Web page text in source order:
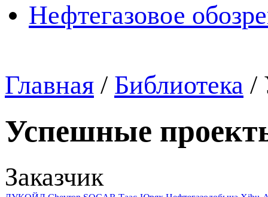
Нефтегазовое
Главная / Библиотека /
Успешные
Заказчик